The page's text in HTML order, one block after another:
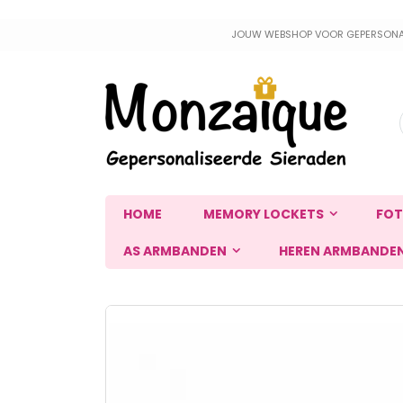
inhoud
JOUW WEBSHOP VOOR
HOME MEMORY LOCKETS
AS ARMBANDEN HEREN
Ga